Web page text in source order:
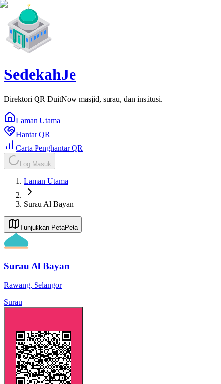
SedekahJe
Direktori QR DuitNow masjid, surau, dan institusi.
Laman Utama
Hantar QR
Carta Penghantar QR
Log Masuk
Laman Utama
Surau Al Bayan
Tunjukkan PetaPeta
Surau Al Bayan
Rawang, Selangor
Surau